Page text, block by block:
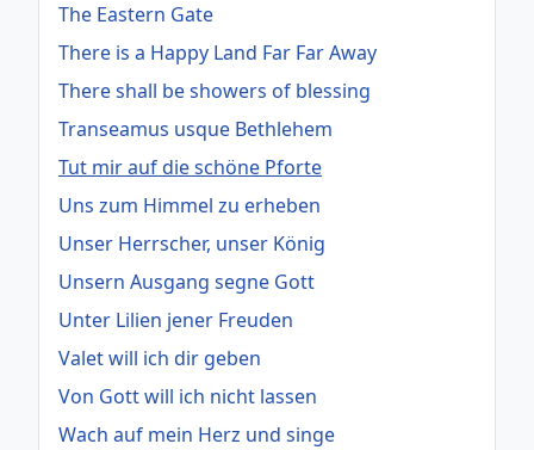
The Eastern Gate
There is a Happy Land Far Far Away
There shall be showers of blessing
Transeamus usque Bethlehem
Tut mir auf die schöne Pforte
Uns zum Himmel zu erheben
Unser Herrscher, unser König
Unsern Ausgang segne Gott
Unter Lilien jener Freuden
Valet will ich dir geben
Von Gott will ich nicht lassen
Wach auf mein Herz und singe